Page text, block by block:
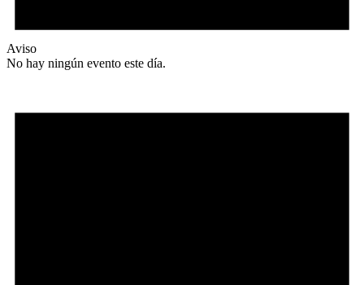
Aviso
No hay ningún evento este día.